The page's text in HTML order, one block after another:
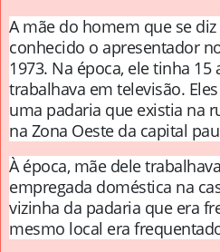
A mãe do homem que se
conhecido o apresentador
1973. Na época, ele tinha 15
trabalhava em televisão.
uma padaria que existia na
na Zona Oeste da capital
À época, mãe dele
empregada doméstica na
vizinha da padaria que era
mesmo local era